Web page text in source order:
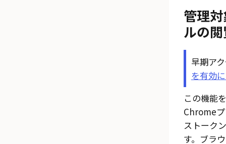
管理
ルの
早期ア
を有効
この機能
Chrome
ストーク
す。ブラ